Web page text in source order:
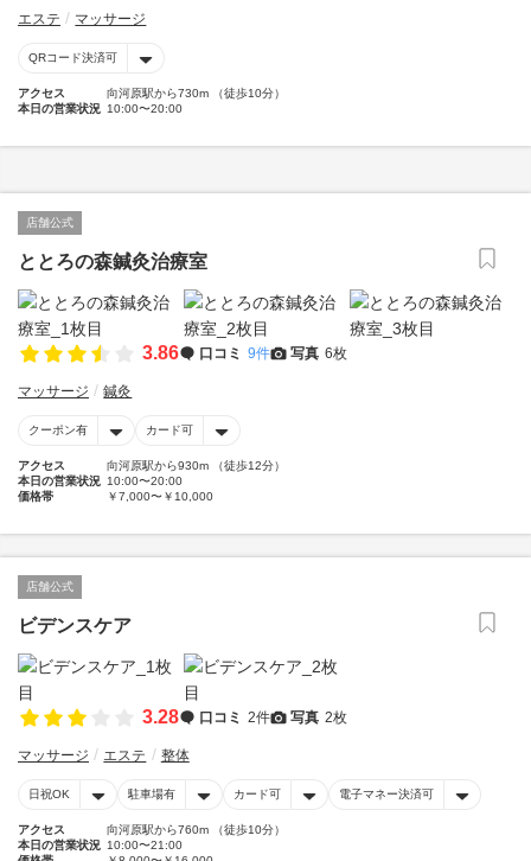
エステ マッサージ
QRコード決済可
アクセス
向河原駅から730m （徒歩10分）
本日の営業状況 10:00〜20:00
店舗公式
ととろの森鍼灸治療室
3.86 口コミ 9件 写真 6枚
マッサージ 鍼灸
クーポン有 カード可
アクセス
向河原駅から930m （徒歩12分）
本日の営業状況 10:00〜20:00
価格帯
￥7,000〜￥10,000
店舗公式
ビデンスケア
3.28 口コミ 2件 写真 2枚
マッサージ エステ 整体
日祝OK 駐車場有 カード可 電子マネー決済可
アクセス
向河原駅から760m （徒歩10分）
本日の営業状況 10:00〜21:00